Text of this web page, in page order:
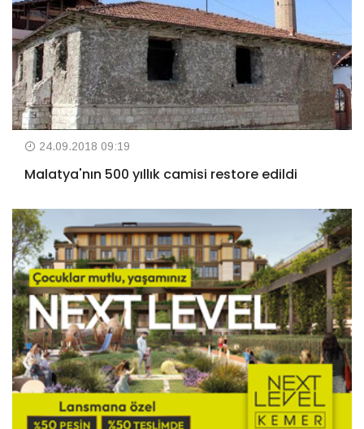
24.09.2018 09:19
Malatya'nın 500 yıllık camisi restore edildi